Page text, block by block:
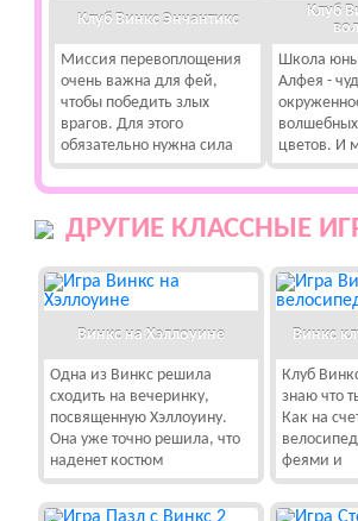
Клуб Винкс Энчантикс
Миссия перевоплощения
очень важна для фей,
чтобы победить злых
врагов. Для этого
обязательно нужна сила
Клуб
Школа
Алфея -
цветов. И
ДРУГИЕ КЛАССНЫЕ
Винкс на Хэллоуине
Одна из Винкс решила
сходить на вечеринку,
посвященную Хэллоуину.
Она уже точно решила, что
наденет костюм
Винкс
Клуб
знаю что
Как на
феями и